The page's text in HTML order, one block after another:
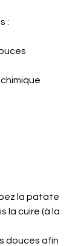
:
la patate
la cuire (à la
douces afin